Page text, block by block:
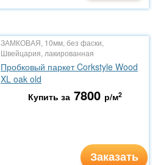
ЗАМКОВАЯ, 10мм, без фаски,
Швейцария, лакированная
Пробковый паркет Corkstyle Wood
XL oak old
Купить за 7800 р/м2
Заказать